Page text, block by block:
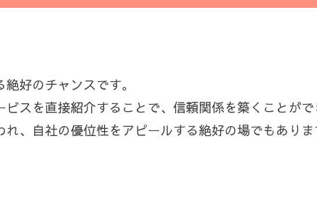
好のチャンスです。
スを直接紹介することで、信頼関係を築くことがで
、自社の優位性をアピールする絶好の場でもありま